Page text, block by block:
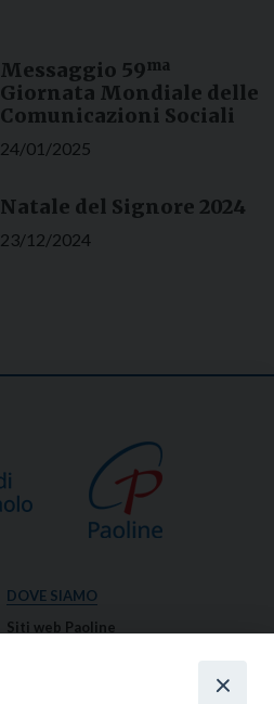
Messaggio 59ma
Giornata Mondiale delle
Comunicazioni Sociali
24/01/2025
Natale del Signore 2024
23/12/2024
DOVE SIAMO
Siti web Paoline